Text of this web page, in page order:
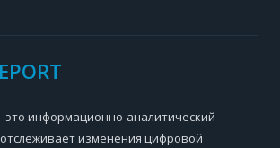
это информационно-аналитический
изменения цифровой